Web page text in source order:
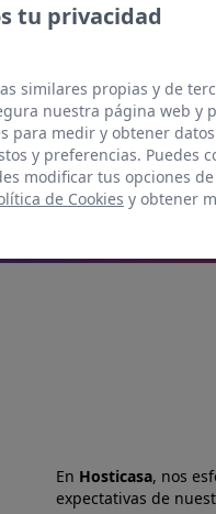
tu privacidad
similares propias y de
nuestra página web y
para medir y obtener
y preferencias. Puedes
modificar tus opciones
de Cookies y obtener
más
En Hosticasa, nos
expectativas de